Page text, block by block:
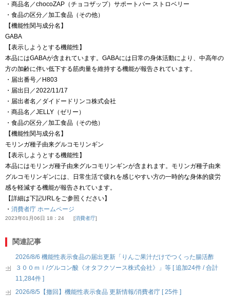
・商品名／chocoZAP（チョコザップ）サポートバー ストロベリー
・食品の区分／加工食品（その他）
【機能性関与成分名】
GABA
【表示しようとする機能性】
本品にはGABAが含まれています。GABAには日常の身体活動により、中高年の
方の加齢に伴い低下する筋肉量を維持する機能が報告されています。
・届出番号／H803
・届出日／2022/11/17
・届出者名／ダイドードリンコ株式会社
・商品名／JELLY（ゼリー）
・食品の区分／加工食品（その他）
【機能性関与成分名】
モリンガ種子由来グルコモリンギン
【表示しようとする機能性】
本品にはモリンガ種子由来グルコモリンギンが含まれます。モリンガ種子由来
グルコモリンギンには、日常生活で疲れを感じやすい方の一時的な身体的疲労
感を軽減する機能が報告されています。
【詳細は下記URLをご参照ください】
・ 消費者庁 ホームページ
2023年01月06日 18：24 消費者庁
関連記事
2026/8/6 機能性表示食品の届出更新「りんご果汁だけでつくった腸活酢
３００ｍｌ/グルコン酸《オタフクソース株式会社》」等 [ 追加24件 / 合計
11,284件 ]
2026/8/5【撤回】機能性表示食品 更新情報/消費者庁 [ 25件 ]